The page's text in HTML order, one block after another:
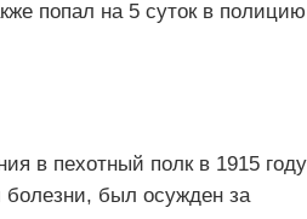
попал на 5 суток в полицию
в пехотный полк в 1915 году
был осужден за